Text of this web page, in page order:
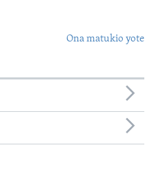
Ona matukio yote